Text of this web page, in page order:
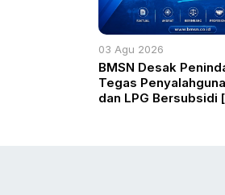
03 Agu 2026
BMSN Desak
Tegas
dan LPG Bersubsidi [